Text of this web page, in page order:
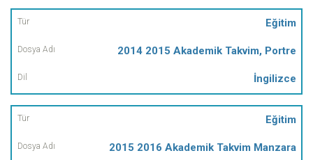
Eğitim
2014 2015 Akademik Takvim, Portre
İngilizce
Eğitim
2015 2016 Akademik Takvim Manzara